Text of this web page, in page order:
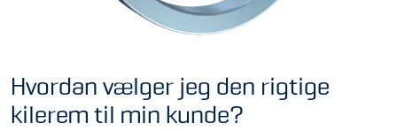
Hvordan vælger jeg den rigtige
kilerem til min kunde?